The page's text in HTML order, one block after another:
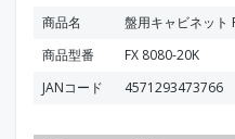
商品名
盤用キャビネット
商品型番
FX 8080-20K
JANコード
4571293473766